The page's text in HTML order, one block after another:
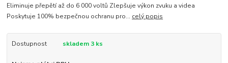
Eliminuje přepětí až do 6 000 voltů Zlepšuje výkon zvuku a videa
Poskytuje 100% bezpečnou ochranu pro... celý popis
Dostupnost skladem 3 ks